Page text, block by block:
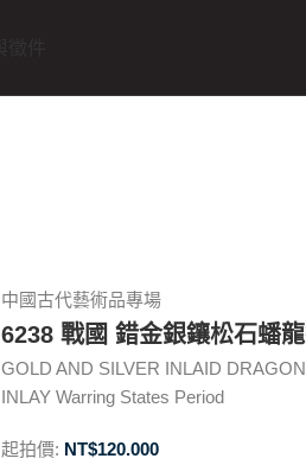
中國古代藝術品專場
6238 戰國 錯金銀鑲松石蟠
GOLD AND SILVER INLAID
INLAY Warring States Period
起拍價: NT$120.000